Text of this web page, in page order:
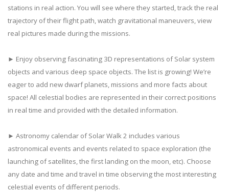
stations in real action. You will see where they started, track the real
trajectory of their flight path, watch gravitational maneuvers, view
real pictures made during the missions.
► Enjoy observing fascinating 3D representations of Solar system
objects and various deep space objects. The list is growing! We’re
eager to add new dwarf planets, missions and more facts about
space! All celestial bodies are represented in their correct positions
in real time and provided with the detailed information.
► Astronomy calendar of Solar Walk 2 includes various
astronomical events and events related to space exploration (the
launching of satellites, the first landing on the moon, etc). Choose
any date and time and travel in time observing the most interesting
celestial events of different periods.